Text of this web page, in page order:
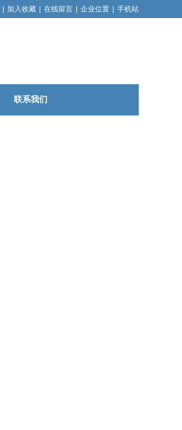
加入收藏 在线留言 企业位置 手机站
联系我们